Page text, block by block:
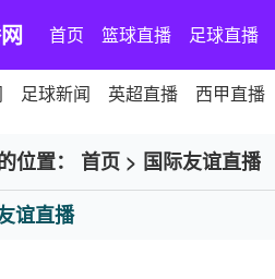
首页 篮球直播 足球直播
足球新闻 英超直播 西甲直播
位置： 首页 > 国际友谊直播
谊直播